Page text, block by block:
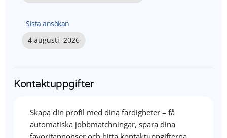
Sista ansökan
4 augusti, 2026
Kontaktuppgifter
Skapa din profil med dina färdigheter – få
automatiska jobbmatchningar, spara dina